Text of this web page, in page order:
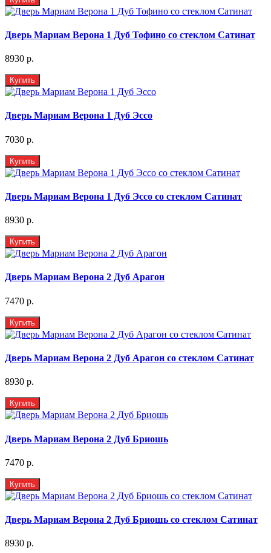
Дверь Мариам Верона 1 Дуб Тофино со стеклом Сатинат
8930 р.
Купить
Дверь Мариам Верона 1 Дуб Эссо
7030 р.
Купить
Дверь Мариам Верона 1 Дуб Эссо со стеклом Сатинат
8930 р.
Купить
Дверь Мариам Верона 2 Дуб Арагон
7470 р.
Купить
Дверь Мариам Верона 2 Дуб Арагон со стеклом Сатинат
8930 р.
Купить
Дверь Мариам Верона 2 Дуб Бриошь
7470 р.
Купить
Дверь Мариам Верона 2 Дуб Бриошь со стеклом Сатинат
8930 р.